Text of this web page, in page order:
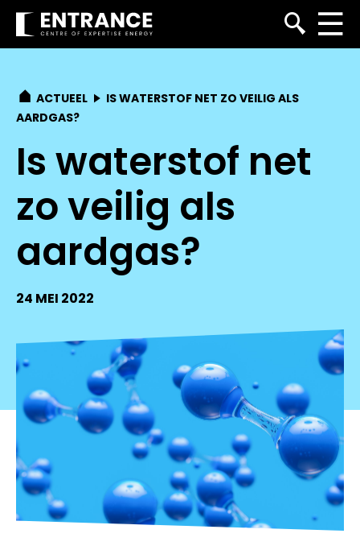
ACTUEEL
IS WATERSTOF NET ZO VEILIG ALS
AARDGAS?
Is waterstof net
zo veilig als
aardgas?
24 MEI 2022